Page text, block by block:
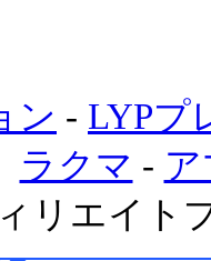
ン - LYPプ
ラクマ -
リエイト